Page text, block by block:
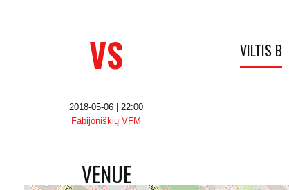
VS VILTIS B
2018-05-06 | 22:00
Fabijoniškių VFM
VENUE